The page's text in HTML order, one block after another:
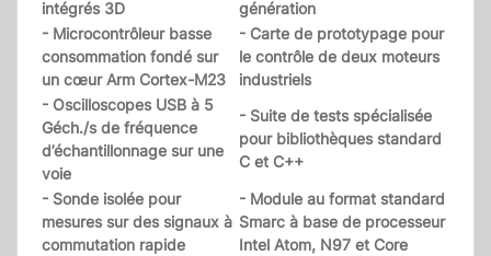
intégrés 3D
génération
- Microcontrôleur basse
consommation fondé sur
un cœur Arm Cortex-M23
- Carte de prototypage pour
le contrôle de deux moteurs
industriels
- Oscilloscopes USB à 5
Géch./s de fréquence
d’échantillonnage sur une
voie
- Suite de tests spécialisée
pour bibliothèques standard
C et C++
- Sonde isolée pour
mesures sur des signaux à
commutation rapide
- Module au format standard
Smarc à base de processeur
Intel Atom, N97 et Core